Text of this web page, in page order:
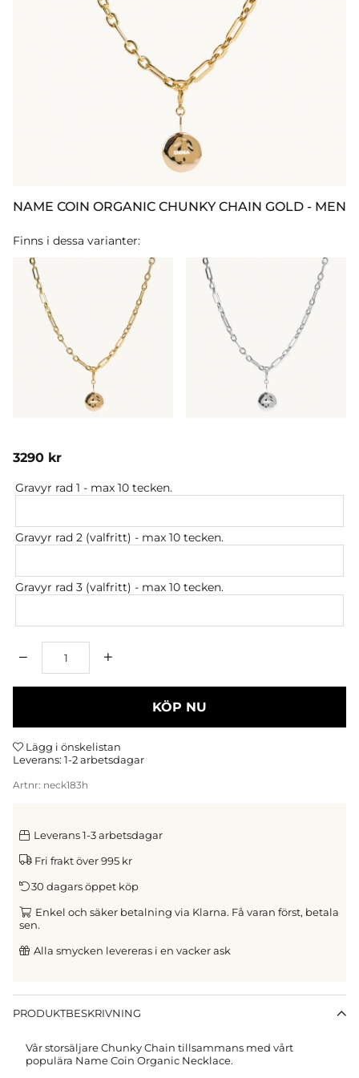
NAME COIN ORGANIC CHUNKY CHAIN GOLD - MEN
Finns i dessa varianter:
3290 kr
Gravyr rad 1 - max 10 tecken.
Gravyr rad 2 (valfritt) - max 10 tecken.
Gravyr rad 3 (valfritt) - max 10 tecken.
KÖP NU
Lägg i önskelistan
Leverans: 1-2 arbetsdagar
Artnr: neck183h
Leverans 1-3 arbetsdagar
Fri frakt över 995 kr
30 dagars öppet köp
Enkel och säker betalning via Klarna. Få varan först, betala
sen.
Alla smycken levereras i en vacker ask
PRODUKTBESKRIVNING
Vår storsäljare Chunky Chain tillsammans med vårt
populära Name Coin Organic Necklace.